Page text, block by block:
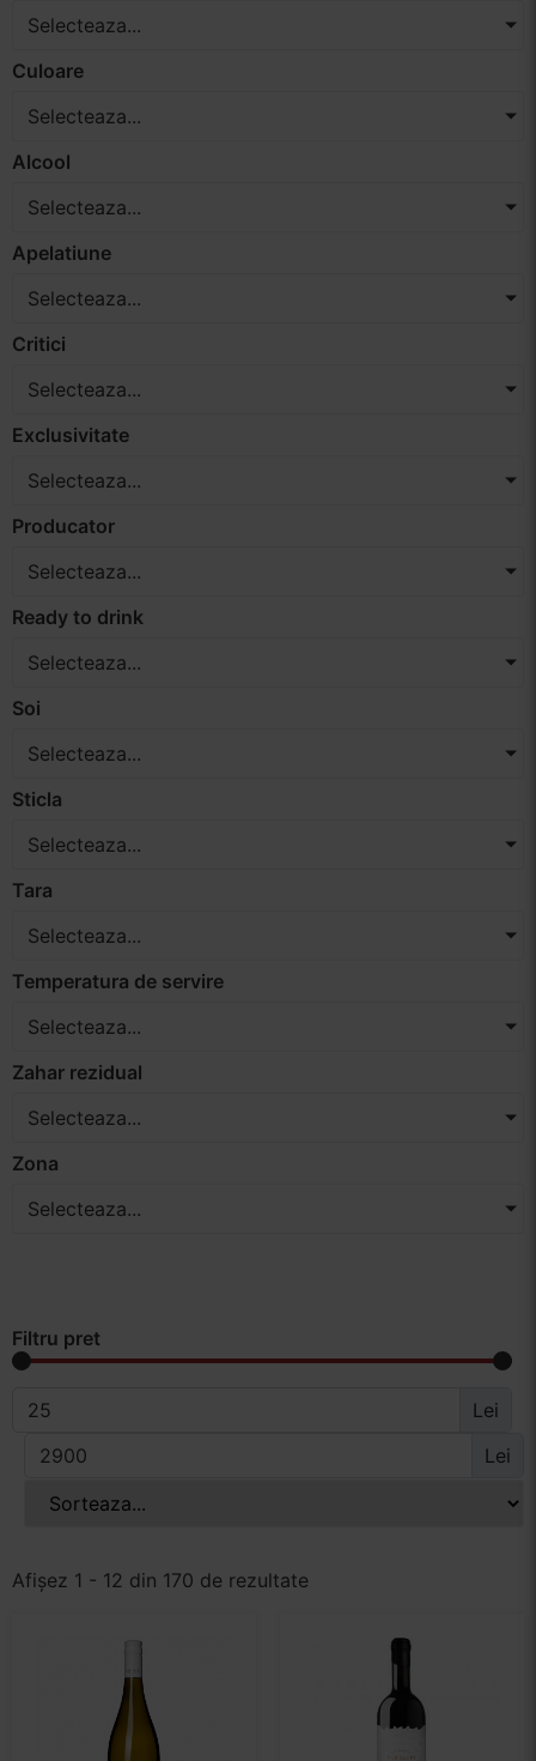
Vinuri Spumante
Distilate
Accesorii
Selecteaza...
Culoare
Selecteaza...
Alcool
Selecteaza...
Apelatiune
Selecteaza...
Critici
Selecteaza...
Exclusivitate
Selecteaza...
Producator
Selecteaza...
Ready to drink
Selecteaza...
Soi
Selecteaza...
Sticla
Selecteaza...
Tara
Selecteaza...
Temperatura de servire
Selecteaza...
Zahar rezidual
Selecteaza...
Zona
Selecteaza...
Filtru pret
Lei
Lei
Afișez 1 - 12 din 170 de rezultate